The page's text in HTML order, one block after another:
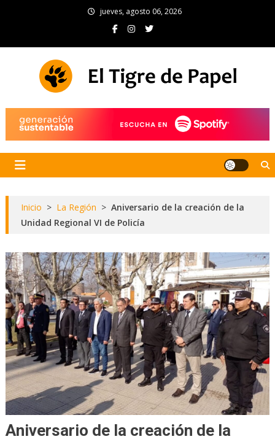
jueves, agosto 06, 2026
Inicio > La Región > Aniversario de la creación de la
Unidad Regional VI de Policía
Aniversario de la creación de la